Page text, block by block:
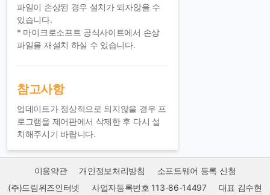
파일이 손상된 경우 설치가 되자않을 수
있습니다.
* 마이크로소프트 공식사이트에서 손상
파일을 재설치 하실 수 있습니다.
참고사항
업데이트가 정상적으로 되지않을 경우 프
로그램을 제어판에서 삭제한 후 다시 설
치해주시기 바랍니다.
이용약관 개인정보처리방침
소프트웨어 등록 신청
(주)드림위즈인터넷
사업자등록번호 113-86-14497
대표 김수현